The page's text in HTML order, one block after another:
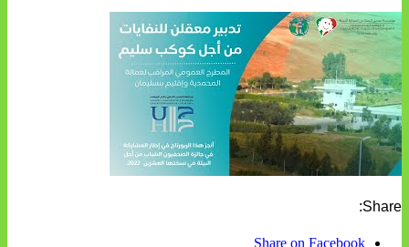
Share:
Share on Facebook